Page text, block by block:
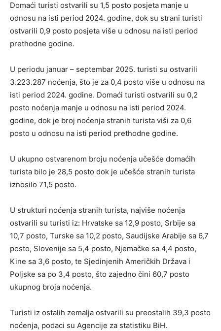
Domaći turisti ostvarili su 1,5 posto posjeta manje u
odnosu na isti period 2024. godine, dok su strani turisti
ostvarili 0,9 posto posjeta više u odnosu na isti period
prethodne godine.
U periodu januar – septembar 2025. turisti su ostvarili
3.223.287 noćenja, što je za 0,4 posto više u odnosu na
isti period 2024. godine. Domaći turisti ostvarili su 0,2
posto noćenja manje u odnosu na isti period 2024.
godine, dok je broj noćenja stranih turista viši za 0,6
posto u odnosu na isti period prethodne godine.
U ukupno ostvarenom broju noćenja učešće domaćih
turista bilo je 28,5 posto dok je učešće stranih turista
iznosilo 71,5 posto.
U strukturi noćenja stranih turista, najviše noćenja
ostvarili su turisti iz: Hrvatske sa 12,9 posto, Srbije sa
10,7 posto, Turske sa 10,2 posto, Saudijske Arabije sa 6,7
posto, Slovenije sa 5,4 posto, Njemačke sa 4,4 posto,
Kine sa 3,6 posto, te Sjedinjenih Američkih Država i
Poljske sa po 3,4 posto, što zajedno čini 60,7 posto
ukupnog broja noćenja.
Turisti iz ostalih zemalja ostvarili su preostalih 39,3 posto
noćenja, podaci su Agencije za statistiku BiH.